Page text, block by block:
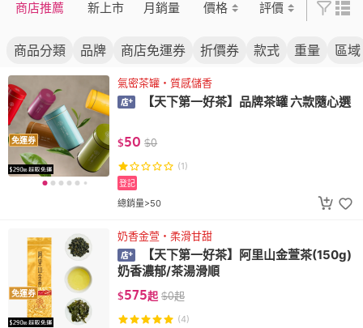
商店推薦 新上市 月銷量 價格 評價
商品分類 品牌 商店免運券 折價券 款式 重量 區域
免運券
氣密茶罐・質感儲香
【天下第一好茶】品牌茶罐 六款隨心選
$50 $0
(1)
總銷量>50
登記
免運券
奶香金萱・柔滑甘甜
【天下第一好茶】阿里山金萱茶(150g)
奶香濃郁/茶湯滑順
$575起 $0起
(4)